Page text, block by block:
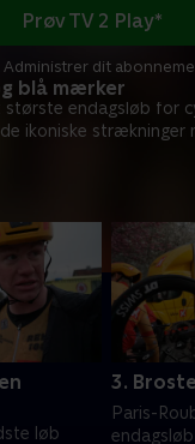
blå mærker
største endagsløb for
ikoniske strækninger
Prøv TV 2 Play*
dit
løb
3.
Paris-